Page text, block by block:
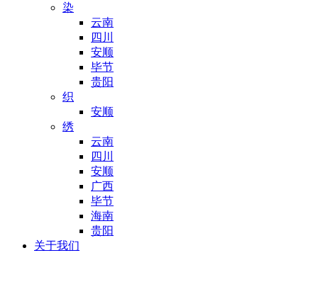
染
云南
四川
安顺
毕节
贵阳
织
安顺
绣
云南
四川
安顺
广西
毕节
海南
贵阳
关于我们